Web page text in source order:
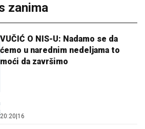
zanima
VUČIĆ O NIS-U: Nadamo se da
ćemo u narednim nedeljama to
moći da završimo
20:20 16